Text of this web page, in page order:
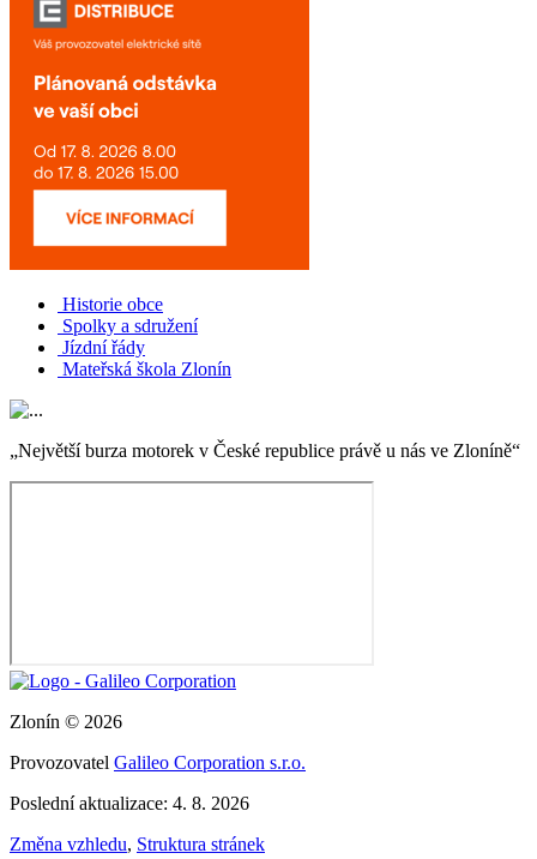
Historie obce
Spolky a sdružení
Jízdní řády
Mateřská škola Zlonín
„Největší burza motorek v České republice právě u nás ve Zloníně“
Zlonín © 2026
Provozovatel Galileo Corporation s.r.o.
Poslední aktualizace: 4. 8. 2026
Změna vzhledu, Struktura stránek